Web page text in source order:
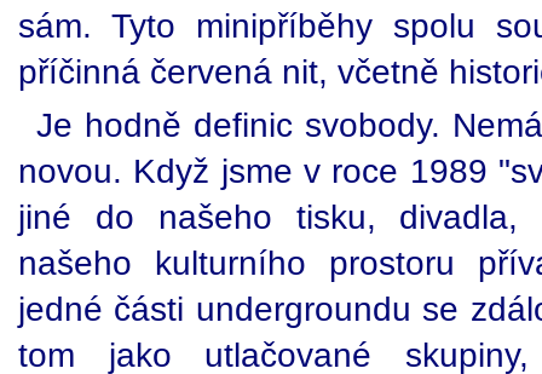
sám. Tyto minipříběhy spolu
příčinná červená nit, včetně
Je hodně definic svobody.
novou. Když jsme v roce 1989
jiné do našeho tisku, divadla,
našeho kulturního prostoru
jedné části undergroundu se
tom jako utlačované